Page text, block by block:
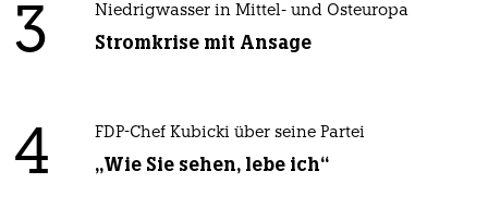
3 Niedrigwasser in Mittel- und Osteuropa
Stromkrise mit Ansage
4 FDP-Chef Kubicki über seine Partei
„Wie Sie sehen, lebe ich“